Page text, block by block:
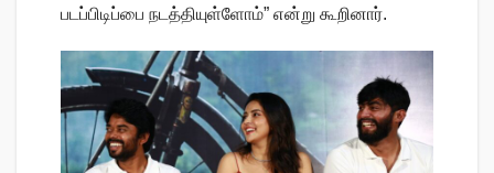
படப்பிடிப்பை நடத்தியுள்ளோம்” என்று கூறினார்.